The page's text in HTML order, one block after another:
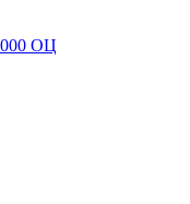
ОЦ